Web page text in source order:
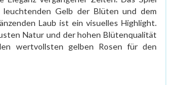
leuchtenden Gelb der Blüten und dem
Laub ist ein visuelles Highlight.
Natur und der hohen Blütenqualität
wertvollsten gelben Rosen für den